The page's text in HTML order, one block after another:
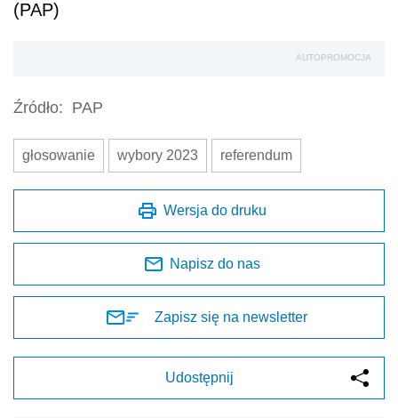
(PAP)
AUTOPROMOCJA
Źródło: PAP
głosowanie wybory 2023 referendum
Wersja do druku
Napisz do nas
Zapisz się na newsletter
Udostępnij